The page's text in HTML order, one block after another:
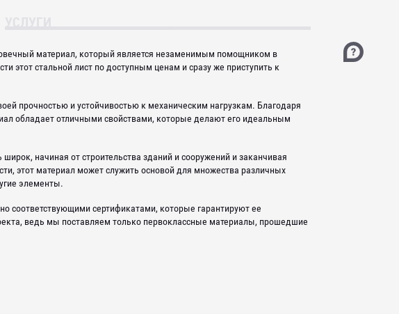
материал, который является незаменимым помощником в
стальной лист по доступным ценам и сразу же приступить к
прочностью и устойчивостью к механическим нагрузкам. Благодаря
обладает отличными свойствами, которые делают его идеальным
начиная от строительства зданий и сооружений и заканчивая
этот материал может служить основой для множества различных
элементы.
соответствующими сертификатами, которые гарантируют ее
ведь мы поставляем только первоклассные материалы, прошедшие